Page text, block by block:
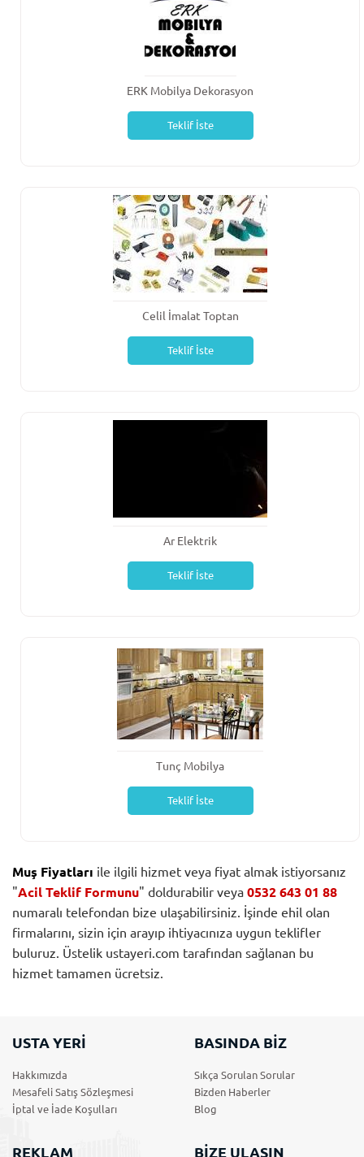
ERK Mobilya Dekorasyon
Teklif İste
Celil İmalat Toptan
Teklif İste
Ar Elektrik
Teklif İste
Tunç Mobilya
Teklif İste
Muş Fiyatları ile ilgili hizmet veya fiyat almak istiyorsanız
"Acil Teklif Formunu" doldurabilir veya 0532 643 01 88
numaralı telefondan bize ulaşabilirsiniz. İşinde ehil olan
firmalarını, sizin için arayıp ihtiyacınıza uygun teklifler
buluruz. Üstelik ustayeri.com tarafından sağlanan bu
hizmet tamamen ücretsiz.
USTA YERİ
Hakkımızda
Mesafeli Satış Sözleşmesi
İptal ve İade Koşulları
BASINDA BİZ
Sıkça Sorulan Sorular
Bizden Haberler
Blog
REKLAM BİZE ULAŞIN